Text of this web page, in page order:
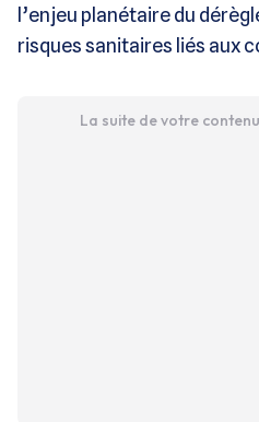
l’enjeu planétaire du
risques sanitaires liés aux
La suite de votre